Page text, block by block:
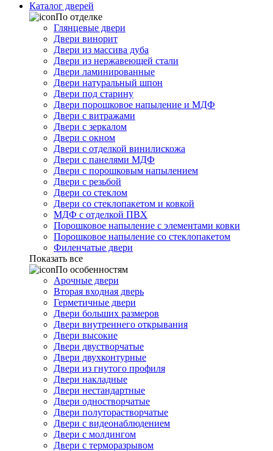
Каталог дверей
По отделке
Глянцевые двери
Двери винорит
Двери из массива дуба
Двери из нержавеющей стали
Двери ламинированные
Двери натуральный шпон
Двери под старину
Двери порошковое напыление и МДФ
Двери с витражами
Двери с зеркалом
Двери с окном
Двери с отделкой винилискожа
Двери с панелями МДФ
Двери с порошковым напылением
Двери с резьбой
Двери со стеклом
Двери со стеклопакетом и ковкой
МДФ с отделкой ПВХ
Порошковое напыление с элементами ковки
Порошковое напыление со стеклопакетом
Филенчатые двери
Показать все
По особенностям
Арочные двери
Вторая входная дверь
Герметичные двери
Двери больших размеров
Двери внутреннего открывания
Двери высокие
Двери двустворчатые
Двери двухконтурные
Двери из гнутого профиля
Двери накладные
Двери нестандартные
Двери одностворчатые
Двери полуторастворчатые
Двери с видеонаблюдением
Двери с молдингом
Двери с терморазрывом